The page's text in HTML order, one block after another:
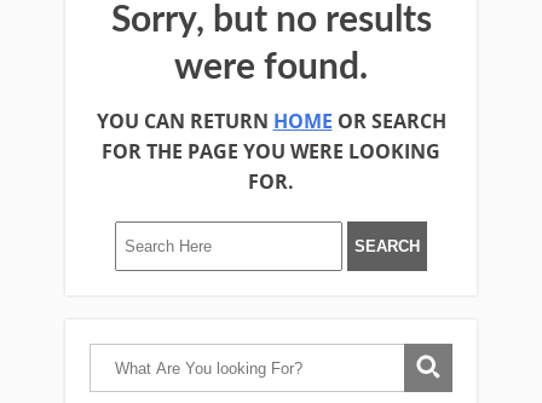
Sorry, but no results
were found.
YOU CAN RETURN HOME OR SEARCH
FOR THE PAGE YOU WERE LOOKING
FOR.